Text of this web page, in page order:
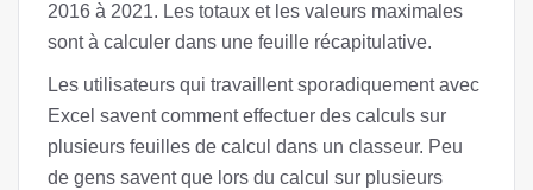
2016 à 2021. Les totaux et les valeurs maximales
sont à calculer dans une feuille récapitulative.
Les utilisateurs qui travaillent sporadiquement avec
Excel savent comment effectuer des calculs sur
plusieurs feuilles de calcul dans un classeur. Peu
de gens savent que lors du calcul sur plusieurs